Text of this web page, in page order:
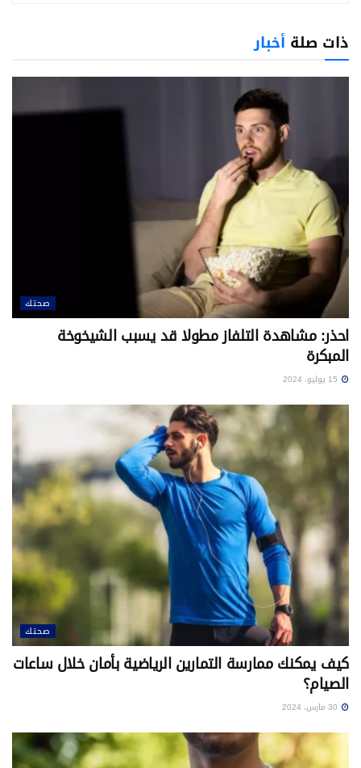
ذات صلة أخبار
صحتك
احذر: مشاهدة التلفاز مطولا قد يسبب الشيخوخة
المبكرة
صحتك
كيف يمكنك ممارسة التمارين الرياضية بأمان خلال ساعات
الصيام؟